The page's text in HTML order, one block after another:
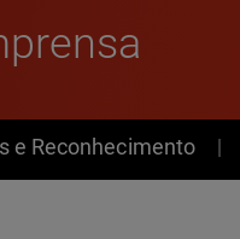
e Reconhecimento